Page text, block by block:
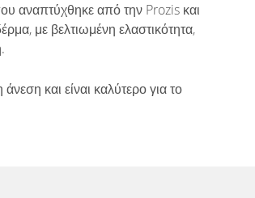
αναπτύχθηκε από την Prozis και
με βελτιωμένη ελαστικότητα,
και είναι καλύτερο για το